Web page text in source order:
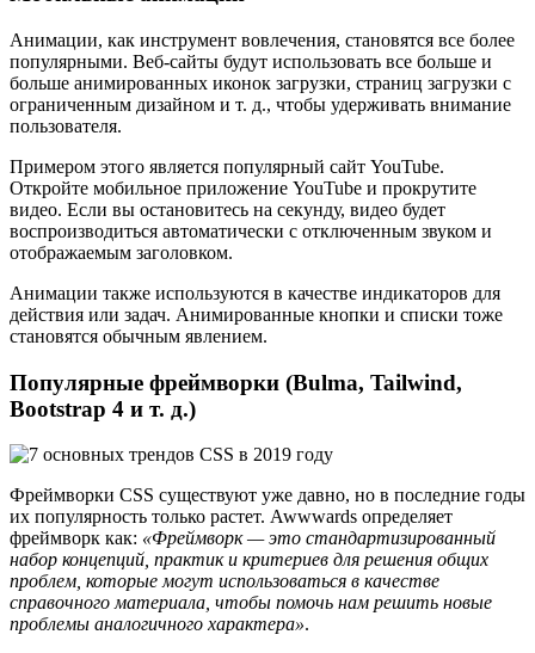
Анимации, как инструмент вовлечения, становятся все более
популярными. Веб-сайты будут использовать все больше и
больше анимированных иконок загрузки, страниц загрузки с
ограниченным дизайном и т. д., чтобы удерживать внимание
пользователя.
Примером этого является популярный сайт YouTube.
Откройте мобильное приложение YouTube и прокрутите
видео. Если вы остановитесь на секунду, видео будет
воспроизводиться автоматически с отключенным звуком и
отображаемым заголовком.
Анимации также используются в качестве индикаторов для
действия или задач. Анимированные кнопки и списки тоже
становятся обычным явлением.
Популярные фреймворки (Bulma, Tailwind,
Bootstrap 4 и т. д.)
Фреймворки CSS существуют уже давно, но в последние годы
их популярность только растет. Awwwards определяет
фреймворк как: «Фреймворк — это стандартизированный
набор концепций, практик и критериев для решения общих
проблем, которые могут использоваться в качестве
справочного материала, чтобы помочь нам решить новые
проблемы аналогичного характера».